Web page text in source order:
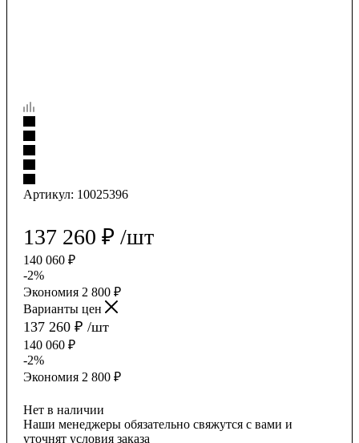
Артикул: 10025396
137 260 ₽ /шт
140 060 ₽
-2%
Экономия 2 800 ₽
Варианты цен
137 260 ₽ /шт
140 060 ₽
-2%
Экономия 2 800 ₽
Нет в наличии
Наши менеджеры обязательно свяжутся с вами и
уточнят условия заказа